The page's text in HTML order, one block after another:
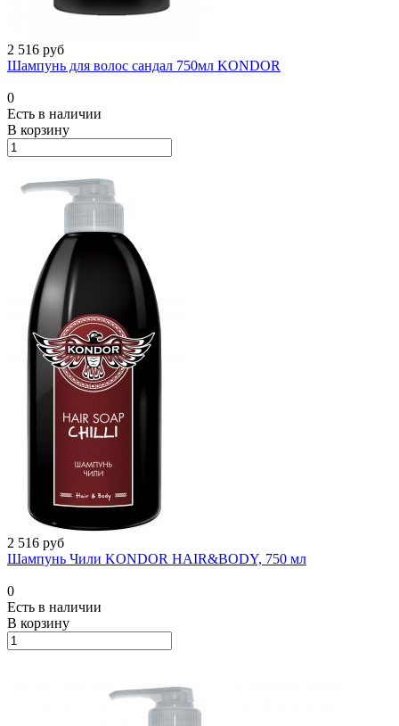
2 516 руб
Шампунь для волос сандал 750мл KONDOR
0
Есть в наличии
В корзину
2 516 руб
Шампунь Чили KONDOR HAIR&BODY, 750 мл
0
Есть в наличии
В корзину